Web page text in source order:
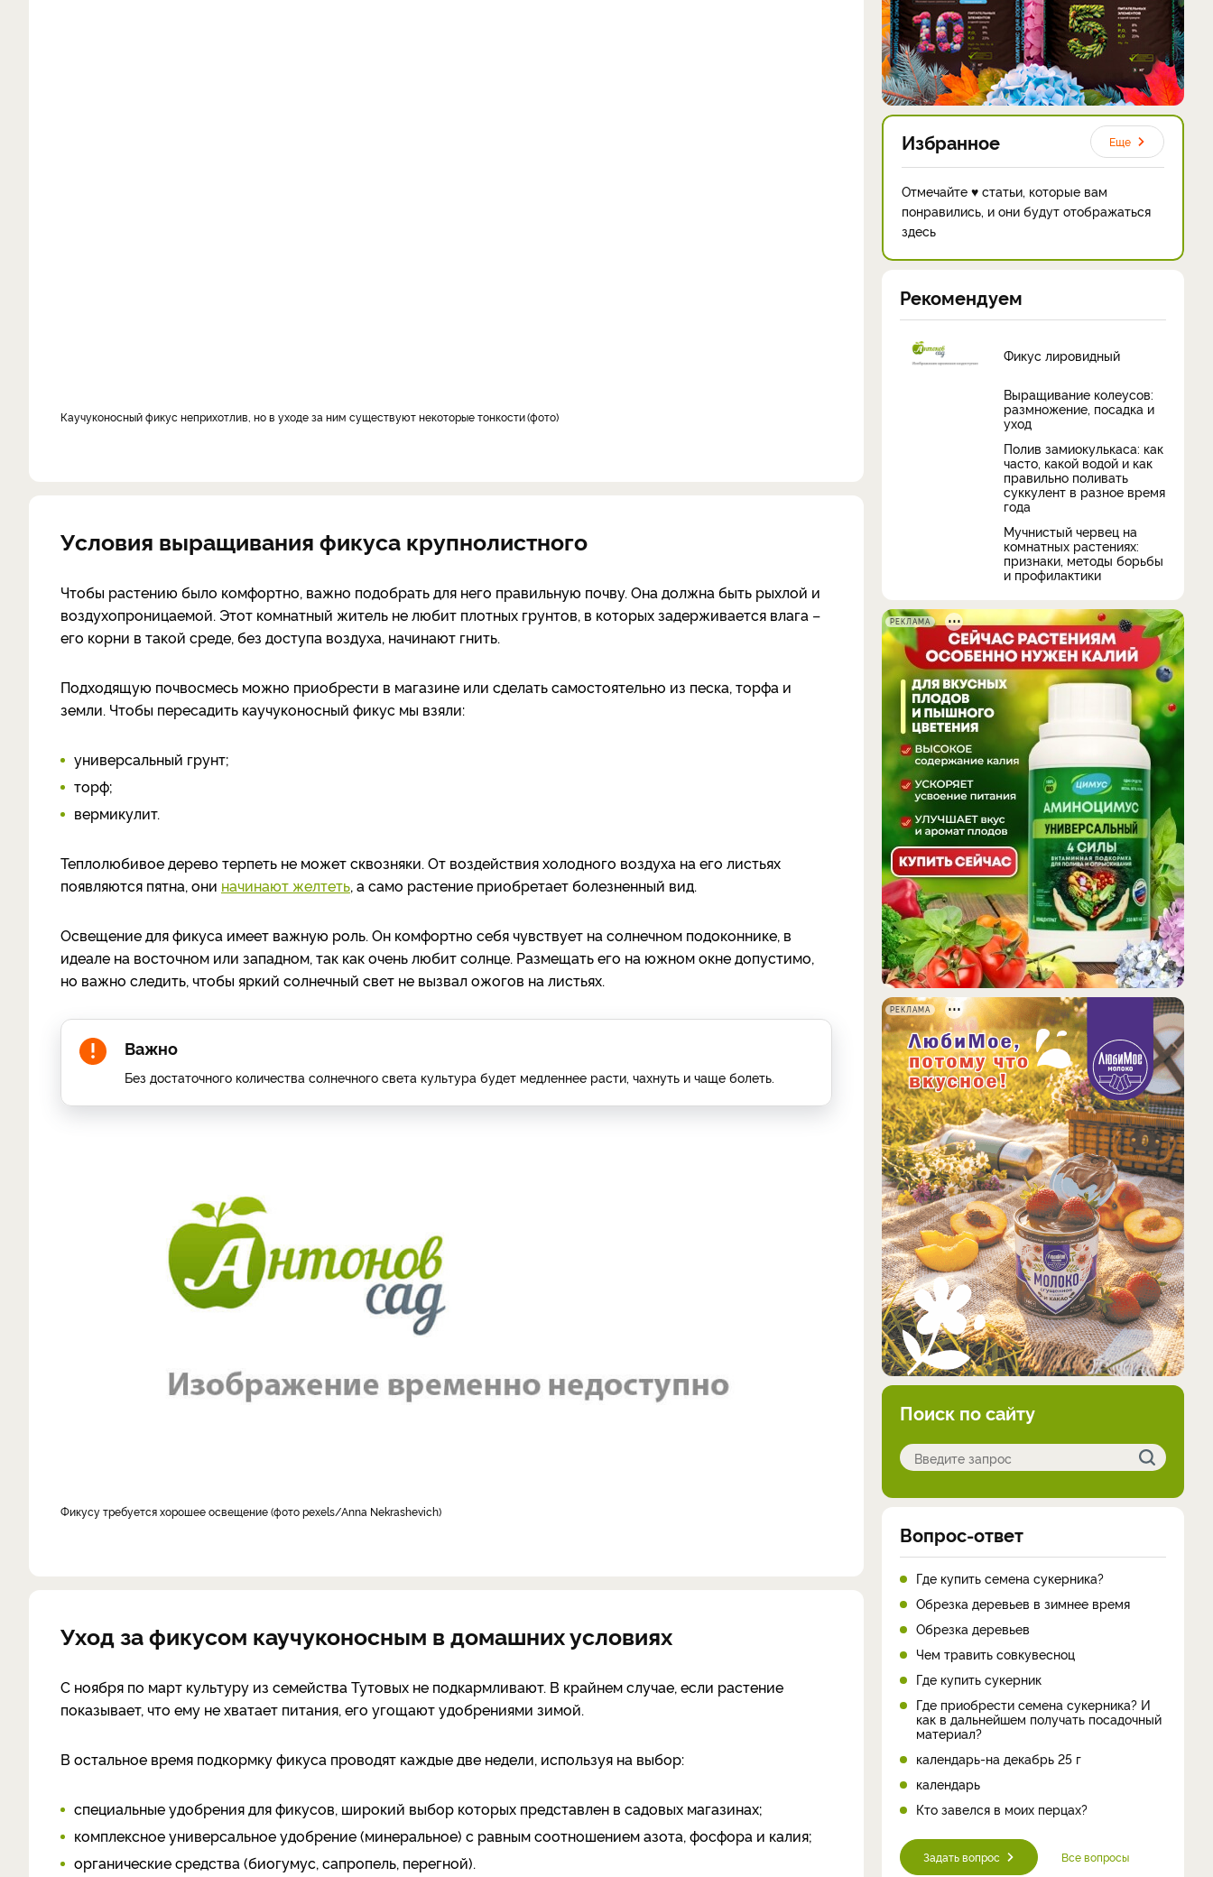
Каучуконосный фикус неприхотлив, но в уходе за ним существуют некоторые тонкости фото
Условия выращивания фикуса крупнолистного
Чтобы растению было комфортно, важно подобрать для него правильную почву. Она должна быть рыхлой и
воздухопроницаемой. Этот комнатный житель не любит плотных грунтов, в которых задерживается влага –
его корни в такой среде, без доступа воздуха, начинают гнить.
Подходящую почвосмесь можно приобрести в магазине или сделать самостоятельно из песка, торфа и
земли. Чтобы пересадить каучуконосный фикус мы взяли:
универсальный грунт;
торф;
вермикулит.
Теплолюбивое дерево терпеть не может сквозняки. От воздействия холодного воздуха на его листьях
появляются пятна, они начинают желтеть, а само растение приобретает болезненный вид.
Освещение для фикуса имеет важную роль. Он комфортно себя чувствует на солнечном подоконнике, в
идеале на восточном или западном, так как очень любит солнце. Размещать его на южном окне допустимо,
но важно следить, чтобы яркий солнечный свет не вызвал ожогов на листьях.
Важно
Без достаточного количества солнечного света культура будет медленнее расти, чахнуть и чаще болеть.
Фикусу требуется хорошее освещение (фото pexels/Anna Nekrashevich)
Уход за фикусом каучуконосным в домашних условиях
С ноября по март культуру из семейства Тутовых не подкармливают. В крайнем случае, если растение
показывает, что ему не хватает питания, его угощают удобрениями зимой.
В остальное время подкормку фикуса проводят каждые две недели, используя на выбор:
специальные удобрения для фикусов, широкий выбор которых представлен в садовых магазинах;
комплексное универсальное удобрение (минеральное) с равным соотношением азота, фосфора и калия;
органические средства (биогумус, сапропель, перегной).
Избранное Еще
Отмечайте ♥ статьи, которые вам
понравились, и они будут отображаться
здесь
Рекомендуем
Фикус лировидный
Выращивание колеусов:
размножение, посадка и
уход
Полив замиокулькаса: как
часто, какой водой и как
правильно поливать
суккулент в разное время
года
Мучнистый червец на
комнатных растениях:
признаки, методы борьбы
и профилактики
РЕКЛАМА
РЕКЛАМА
Поиск по сайту
Вопрос-ответ
Где купить семена сукерника?
Обрезка деревьев в зимнее время
Обрезка деревьев
Чем травить совкувесноц
Где купить сукерник
Где приобрести семена сукерника? И
как в дальнейшем получать посадочный
материал?
календарь-на декабрь 25 г
календарь
Кто завелся в моих перцах?
Задать вопрос Все вопросы